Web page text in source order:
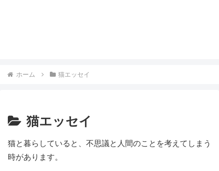
ホーム 猫エッセイ
猫エッセイ
猫と暮らしていると、不思議と人間のことを考えてしまう
時があります。